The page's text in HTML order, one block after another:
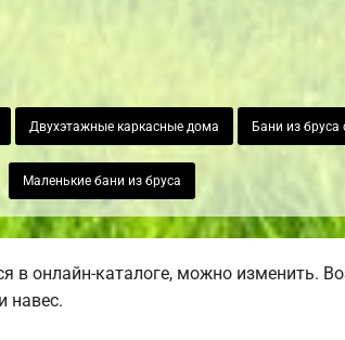
Двухэтажные каркасные дома Бани из бруса
Маленькие бани из бруса
в онлайн-каталоге, можно изменить.
навес.